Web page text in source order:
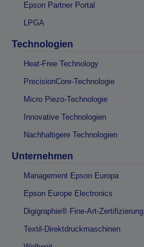
Epson Partner Portal
LPGA
Technologien
Heat-Free Technology
PrecisionCore-Technologie
Micro Piezo-Technologie
Innovative Technologien
Nachhaltigere Technologien
Unternehmen
Management Epson Europa
Epson Europe Electronics
Digigraphie® Fine-Art-Zertifizierung
Textil-Direktdruckmaschinen